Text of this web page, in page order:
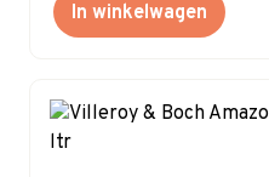
In winkelwagen